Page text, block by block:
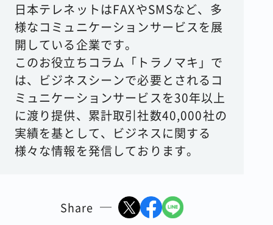
日本テレネットはFAXやSMSなど、多
様なコミュニケーションサービスを展
開している企業です。
このお役立ちコラム「トラノマキ」で
は、ビジネスシーンで必要とされるコ
ミュニケーションサービスを30年以上
に渡り提供、累計取引社数40,000社の
実績を基として、ビジネスに関する
様々な情報を発信しております。
Share